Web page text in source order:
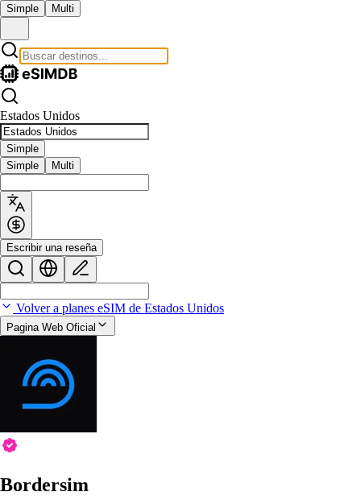
Simple Multi
Estados Unidos
Simple
Simple
Multi
Escribir una reseña
Volver a planes eSIM de Estados Unidos
Pagina Web Oficial
Bordersim